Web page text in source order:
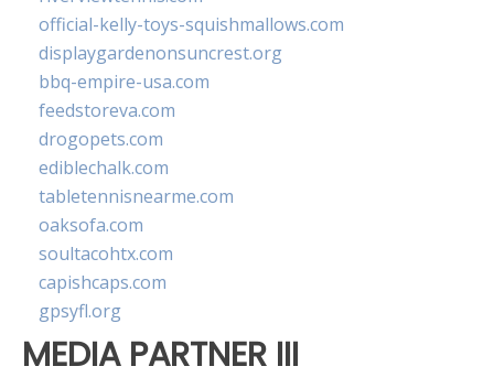
official-kelly-toys-squishmallows.com
displaygardenonsuncrest.org
bbq-empire-usa.com
feedstoreva.com
drogopets.com
ediblechalk.com
tabletennisnearme.com
oaksofa.com
soultacohtx.com
capishcaps.com
gpsyfl.org
MEDIA PARTNER III